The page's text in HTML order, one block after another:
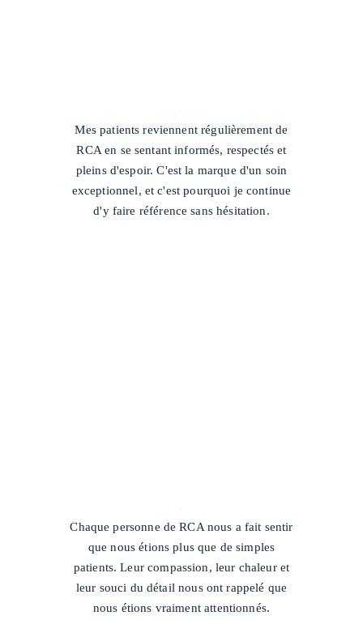
Mes patients reviennent régulièrement de
RCA en se sentant informés, respectés et
pleins d'espoir. C'est la marque d'un soin
exceptionnel, et c'est pourquoi je continue
d'y faire référence sans hésitation.
Chaque personne de RCA nous a fait sentir
que nous étions plus que de simples
patients. Leur compassion, leur chaleur et
leur souci du détail nous ont rappelé que
nous étions vraiment attentionnés.